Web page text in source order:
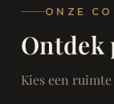
ONZE
Ontdek
Kies een
SAMEN
RUST EN